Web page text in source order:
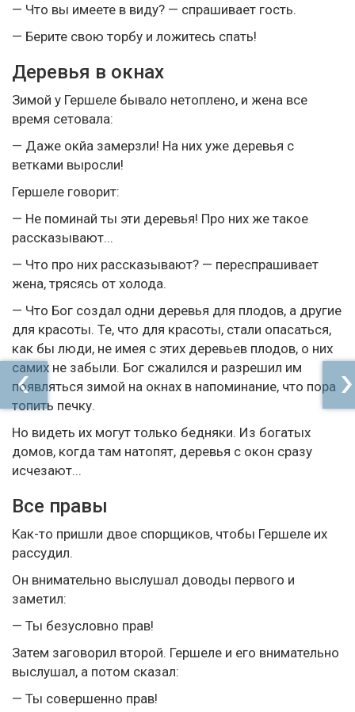
— Что вы имеете в виду? — спрашивает гость.
— Берите свою торбу и ложитесь спать!
Деревья в окнах
Зимой у Гершеле бывало нетоплено, и жена все
время сетовала:
— Даже окйа замерзли! На них уже деревья с
ветками выросли!
Гершеле говорит:
— Не поминай ты эти деревья! Про них же такое
рассказывают...
— Что про них рассказывают? — переспрашивает
жена, трясясь от холода.
— Что Бог создал одни деревья для плодов, а другие
для красоты. Те, что для красоты, стали опасаться,
как бы люди, не имея с этих деревьев плодов, о них
самих не забыли. Бог сжалился и разрешил им
появляться зимой на окнах в напоминание, что пора
топить печку.
Но видеть их могут только бедняки. Из богатых
домов, когда там натопят, деревья с окон сразу
исчезают...
Все правы
Как-то пришли двое спорщиков, чтобы Гершеле их
рассудил.
Он внимательно выслушал доводы первого и
заметил:
— Ты безусловно прав!
Затем заговорил второй. Гершеле и его внимательно
выслушал, а потом сказал:
— Ты совершенно прав!